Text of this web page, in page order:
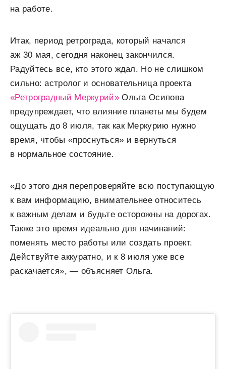
на работе.
Итак, период ретрограда, который начался
аж 30 мая, сегодня наконец закончился.
Радуйтесь все, кто этого ждал. Но не слишком
сильно: астролог и основательница проекта
«Ретроградный Меркурий»Ольга Осипова
предупреждает, что влияние планеты мы будем
ощущать до 8 июля, так как Меркурию нужно
время, чтобы «проснуться» и вернуться
в нормальное состояние.
«До этого дня перепроверяйте всю поступающую
к вам информацию, внимательнее относитесь
к важным делам и будьте осторожны на дорогах.
Также это время идеально для начинаний:
поменять место работы или создать проект.
Действуйте аккуратно, и к 8 июля уже все
раскачается», — объясняет Ольга.